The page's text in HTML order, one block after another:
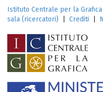
Istituto Centrale per la Grafica
sala (ricercatori)
Crediti